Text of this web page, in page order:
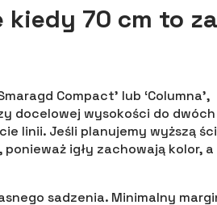
kiedy 70 cm to za
Compact’ lub ‘Columna’,
docelowej wysokości do dwóch
linii. Jeśli planujemy wyższą
igły zachowają kolor,
sadzenia. Minimalny